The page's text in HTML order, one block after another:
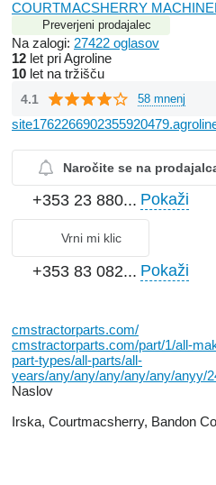
COURTMACSHERRY
Preverjeni prodajalec
Na zalogi: 27422 oglasov
12 let pri Agroline
10 let na tržišču
4.1 58 mnenj
Naročite se na
+353 23 880... Pokaži
Vrni mi klic
+353 83 082... Pokaži
cmstractorparts.com/
cmstractorparts.com/part/1/all-
part-types/all-parts/all-
years/any/any/any/any/any/anyy/
Naslov
Irska, Courtmacsherry, Bandon